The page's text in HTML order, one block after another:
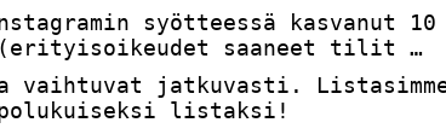
syötteessä kasvanut
(erityisoikeudet saaneet tilit …
vaihtuvat jatkuvasti.
listaksi!